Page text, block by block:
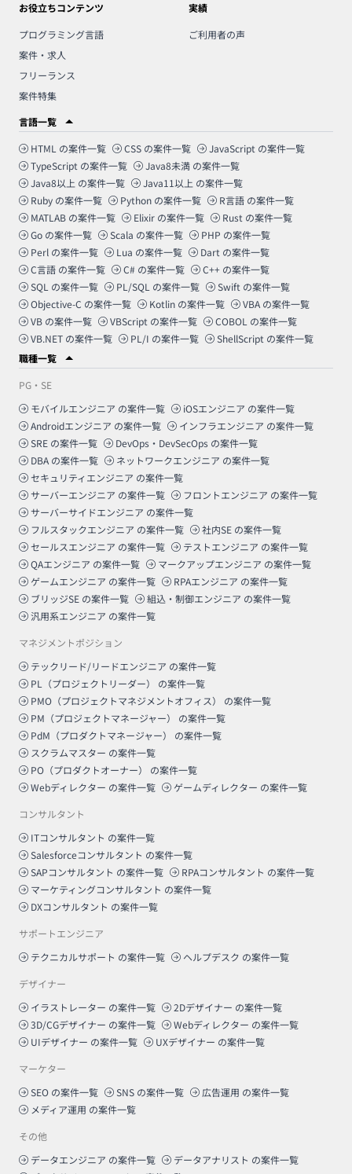
お役立ちコンテンツ
プログラミング言語
案件・求人
フリーランス
案件特集
実績
ご利用者の声
言語一覧
HTML の案件一覧 CSS の案件一覧 JavaScript の案件一覧
TypeScript の案件一覧 Java8未満 の案件一覧
Java8以上 の案件一覧 Java11以上 の案件一覧
Ruby の案件一覧 Python の案件一覧 R言語 の案件一覧
MATLAB の案件一覧 Elixir の案件一覧 Rust の案件一覧
Go の案件一覧 Scala の案件一覧 PHP の案件一覧
Perl の案件一覧 Lua の案件一覧 Dart の案件一覧
C言語 の案件一覧 C# の案件一覧 C++ の案件一覧
SQL の案件一覧 PL/SQL の案件一覧 Swift の案件一覧
Objective-C の案件一覧 Kotlin の案件一覧 VBA の案件一覧
VB の案件一覧 VBScript の案件一覧 COBOL の案件一覧
VB.NET の案件一覧 PL/I の案件一覧 ShellScript の案件一覧
職種一覧
PG・SE
モバイルエンジニア の案件一覧 iOSエンジニア の案件一覧
Androidエンジニア の案件一覧 インフラエンジニア の案件一覧
SRE の案件一覧 DevOps・DevSecOps の案件一覧
DBA の案件一覧 ネットワークエンジニア の案件一覧
セキュリティエンジニア の案件一覧
サーバーエンジニア の案件一覧 フロントエンジニア の案件一覧
サーバーサイドエンジニア の案件一覧
フルスタックエンジニア の案件一覧 社内SE の案件一覧
セールスエンジニア の案件一覧 テストエンジニア の案件一覧
QAエンジニア の案件一覧 マークアップエンジニア の案件一覧
ゲームエンジニア の案件一覧 RPAエンジニア の案件一覧
ブリッジSE の案件一覧 組込・制御エンジニア の案件一覧
汎用系エンジニア の案件一覧
マネジメントポジション
テックリード/リードエンジニア の案件一覧
PL（プロジェクトリーダー）
の案件一覧
PMO（プロジェクトマネジメントオフィス）
の案件一覧
PM（プロジェクトマネージャー）
の案件一覧
PdM（プロダクトマネージャー）
の案件一覧
スクラムマスター の案件一覧
PO（プロダクトオーナー）
の案件一覧
Webディレクター の案件一覧 ゲームディレクター の案件一覧
コンサルタント
ITコンサルタント の案件一覧
Salesforceコンサルタント の案件一覧
SAPコンサルタント の案件一覧 RPAコンサルタント の案件一覧
マーケティングコンサルタント の案件一覧
DXコンサルタント の案件一覧
サポートエンジニア
テクニカルサポート の案件一覧 ヘルプデスク の案件一覧
デザイナー
イラストレーター の案件一覧 2Dデザイナー の案件一覧
3D/CGデザイナー の案件一覧 Webディレクター の案件一覧
UIデザイナー の案件一覧 UXデザイナー の案件一覧
マーケター
SEO の案件一覧 SNS の案件一覧 広告運用 の案件一覧
メディア運用 の案件一覧
その他
データエンジニア の案件一覧 データアナリスト の案件一覧